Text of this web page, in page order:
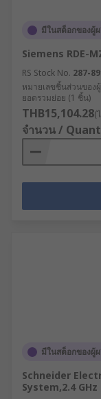
มีในสต็อกของผู้
Siemens RDE-
RS Stock No. 287-
หมายเลขชิ้นส่วนของ
ยอดรวมย่อย (1 ชิ้น)
THB15,104.28(
จำนวน /
มีในสต็อกของผู้
Schneider
System,2.4 GHz